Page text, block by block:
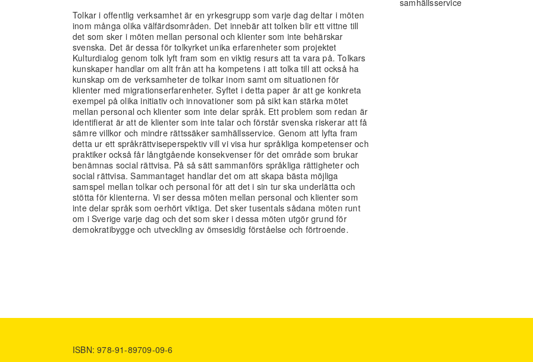
Tolkar i offentlig verksamhet är en yrkesgrupp som varje dag deltar i möten
inom många olika välfärdsområden. Det innebär att tolken blir ett vittne till
det som sker i möten mellan personal och klienter som inte behärskar
svenska. Det är dessa för tolkyrket unika erfarenheter som projektet
Kulturdialog genom tolk lyft fram som en viktig resurs att ta vara på. Tolkars
kunskaper handlar om allt från att ha kompetens i att tolka till att också ha
kunskap om de verksamheter de tolkar inom samt om situationen för
klienter med migrationserfarenheter. Syftet i detta paper är att ge konkreta
exempel på olika initiativ och innovationer som på sikt kan stärka mötet
mellan personal och klienter som inte delar språk. Ett problem som redan är
identifierat är att de klienter som inte talar och förstår svenska riskerar att få
sämre villkor och mindre rättssäker samhällsservice. Genom att lyfta fram
detta ur ett språkrättviseperspektiv vill vi visa hur språkliga kompetenser och
praktiker också får långtgående konsekvenser för det område som brukar
benämnas social rättvisa. På så sätt sammanförs språkliga rättigheter och
social rättvisa. Sammantaget handlar det om att skapa bästa möjliga
samspel mellan tolkar och personal för att det i sin tur ska underlätta och
stötta för klienterna. Vi ser dessa möten mellan personal och klienter som
inte delar språk som oerhört viktiga. Det sker tusentals sådana möten runt
om i Sverige varje dag och det som sker i dessa möten utgör grund för
demokratibygge och utveckling av ömsesidig förståelse och förtroende.
samhällsservice
ISBN: 978-91-89709-09-6